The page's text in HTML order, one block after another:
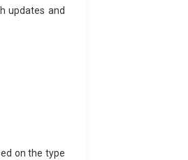
updates and
on the type